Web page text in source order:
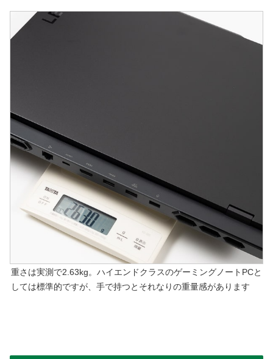
重さは実測で2.63kg。ハイエンドクラスのゲーミングノートPCと
しては標準的ですが、手で持つとそれなりの重量感があります